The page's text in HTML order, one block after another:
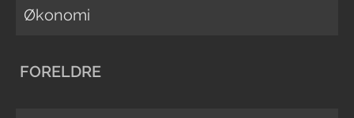
Økonomi
FORELDRE